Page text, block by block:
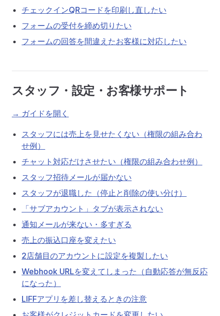
チェックインQRコードを印刷し直したい
フォームの受付を締め切りたい
フォームの回答を間違えたお客様に対応したい
スタッフ・設定・お客様サポート
→ ガイドを開く
スタッフには売上を見せたくない（権限の組み合わ
せ例）
チャット対応だけさせたい（権限の組み合わせ例）
スタッフ招待メールが届かない
スタッフが退職した（停止と削除の使い分け）
「サブアカウント」タブが表示されない
通知メールが来ない・多すぎる
売上の振込口座を変えたい
2店舗目のアカウントに設定を複製したい
Webhook URLを変えてしまった（自動応答が無反応
になった）
LIFFアプリを差し替えるときの注意